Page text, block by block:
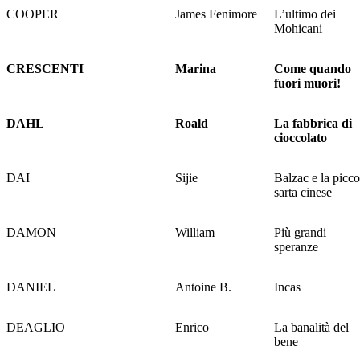
COOPER James Fenimore
L’ultimo dei
Mohicani
CRESCENTI Marina
Come quando
fuori muori!
DAHL Roald
La fabbrica di
cioccolato
DAI Sijie
Balzac e la
sarta cinese
DAMON William
Più grandi
speranze
DANIEL Antoine B. Incas
DEAGLIO Enrico
La banalità del
bene